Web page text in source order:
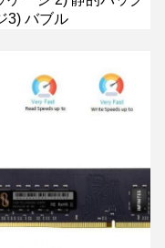
3) バブル